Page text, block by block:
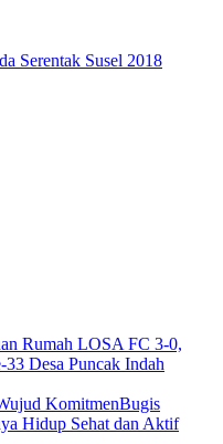
Serentak Susel 2018
Rumah LOSA FC 3-0,
Desa Puncak Indah
KomitmenBugis
Hidup Sehat dan Aktif